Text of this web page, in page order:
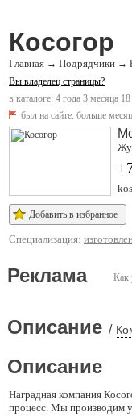
Косогор
Главная → Подрядчики →
Вы владелец страницы?
в каталоге: 4 года 3 месяца
был на сайте: больше
Добавить в избранное
Специализация:
Как
Реклама
Описание /
Описание
Наградная компания
процесс. Мы производим